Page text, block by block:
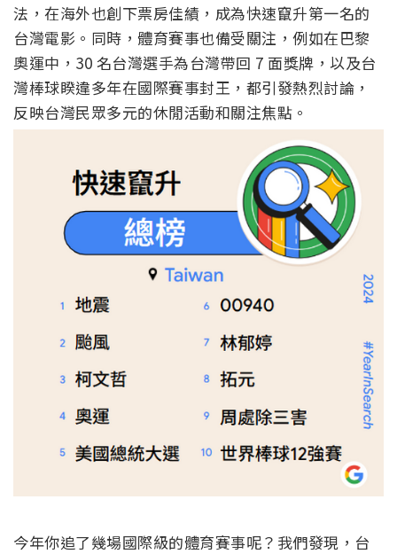
法， 在海外也創下票房佳績，成為快速竄升第一名的
台灣電影。同時， 體育賽事也備受關注，例如在巴黎
奧運中，30 名台灣選手為台灣帶回 7 面獎牌，以及台
灣棒球睽違多年在國際賽事封王，都引發熱烈討論，
反映台灣民眾多元的休閒活動和關注焦點。
今年你追了幾場國際級的體育賽事呢？我們發現， 台